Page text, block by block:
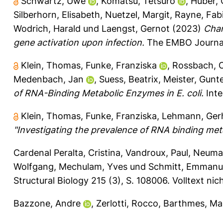
Silberhorn, Elisabeth, Nuetzel, Margit, Rayne,
Wodrich, Harald und Laengst, Gernot (2023)
gene activation upon infection. The EMBO
Klein, Thomas, Funke, Franziska , Rossbach,
Medenbach, Jan
, Suess, Beatrix, Meister,
of RNA-Binding Metabolic Enzymes in E. coli.
Klein, Thomas, Funke, Franziska, Lehmann,
"Investigating the prevalence of RNA binding
Cardenal Peralta, Cristina, Vandroux, Paul,
Wolfgang, Mechulam, Yves und Schmitt,
Structural Biology 215 (3), S. 108006. Volltext
Bazzone, Andre , Zerlotti, Rocco, Barthmes,